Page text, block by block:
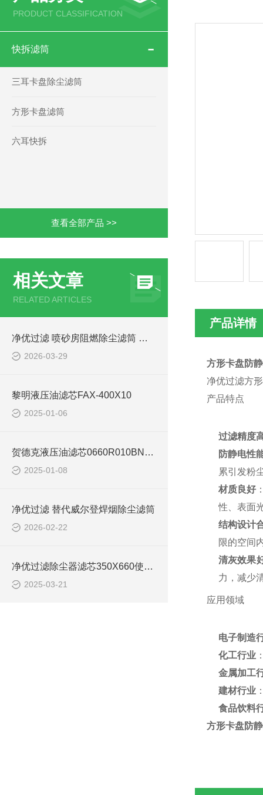
PRODUCT CLASSIFICATION
快拆滤筒
三耳卡盘除尘滤筒
方形卡盘滤筒
六耳快拆
查看全部产品 >>
相关文章
RELATED ARTICLES
净优过滤 喷砂房阻燃除尘滤筒 环保排放达标
2026-03-29
黎明液压油滤芯FAX-400X10
2025-01-06
贺德克液压油滤芯0660R010BN4HC
2025-01-08
净优过滤 替代威尔登焊烟除尘滤筒
2026-02-22
净优过滤除尘器滤芯350X660使用说明
2025-03-21
产品详情
方形卡盘防
净优过滤方
产品特点
过滤精度
防静电性
累引发粉
材质良好
性、表面
结构设计
限的空间
清灰效果
力，减少
应用领域
电子制造
化工行业
金属加工
建材行业
食品饮料
方形卡盘防